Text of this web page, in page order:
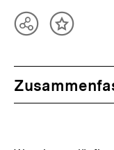
TeilenInhalt